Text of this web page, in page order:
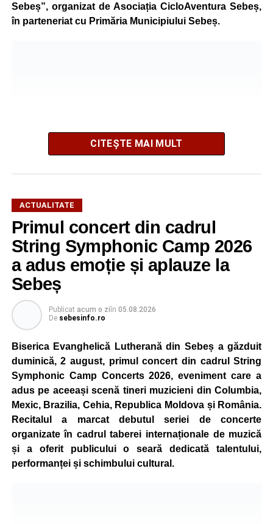
Sebeș”, organizat de Asociația CicloAventura Sebeș,
în parteneriat cu Primăria Municipiului Sebeș.
După două ediții organizate în Parcul Arini, competiția se
mută într-un nou decor, oferind participanților ocazia de a
concura într-un cadru natural deosebit. Evenimentul este
destinat copiilor și adolescenților cu vârste cuprinse între
5 și 18 ani, iar participarea este gratuită.
Organizatorii au pregătit trasee adaptate fiecărei categorii
de vârstă, astfel încât competiția să fie accesibilă atât
celor aflați la început de drum, cât și celor cu experiență în
mountain bike. La finalul întrecerii, cei mai bine clasați
concurenți vor fi recompensați cu premii în bani și premii
oferite de partenerii evenimentului.
Înaintea zilei de concurs, participanții își vor putea ridica
vor putea înscrie direct la competiție în cadrul Punctului
Oficial de Înscrieri și Informații (Race Office), care va
funcționa după următorul program:
CITEȘTE MAI MULT
ACTUALITATE
Primul concert din cadrul
String Symphonic Camp 2026
a adus emoție și aplauze la
Sebeș
Publicat acum o ziîn 05.08.2026
De sebesinfo.ro
Biserica Evanghelică Lutherană din Sebeș a găzduit
duminică, 2 august, primul concert din cadrul String
Symphonic Camp Concerts 2026, eveniment care a
adus pe aceeași scenă tineri muzicieni din Columbia,
Mexic, Brazilia, Cehia, Republica Moldova și România.
Recitalul a marcat debutul seriei de concerte
organizate în cadrul taberei internaționale de muzică
și a oferit publicului o seară dedicată talentului,
performanței și schimbului cultural.